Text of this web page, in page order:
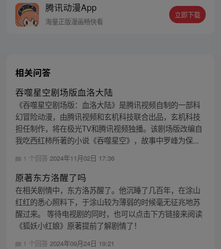
取而代之，成为了新的星空吞噬巨兽，同时
还形成了人类分身。最终，罗峰迈出了他所
腾讯动漫App
海量正版漫画畅快看
立即下载
相关问答
吞噬星空剧场版血洛大陆
《吞噬星空剧场版：血洛大陆》是腾讯视频自制的一部科
幻冒险动漫，由腾讯视频和玄机科技联合出品，玄机科技
担任制作，将在极光TV和腾讯视频独播。该剧场版改编自
我吃西红柿所著的小说《吞噬星空》，故事中罗峰为保...
1 个回答 2024年11月02日 17:36
原著东方洛醒了吗
在相关剧情中，东方洛苏醒了。他沉睡了几百年，在涂山
红红的悉心照料下，于涂山较为薄弱的时候毫无征兆地苏
醒过来。 等待电视剧的同时，也可以点击下方链接来阅读
《狐妖小红娘》原著提前了解剧情了！
1 个回答 2024年09月24日 19:21